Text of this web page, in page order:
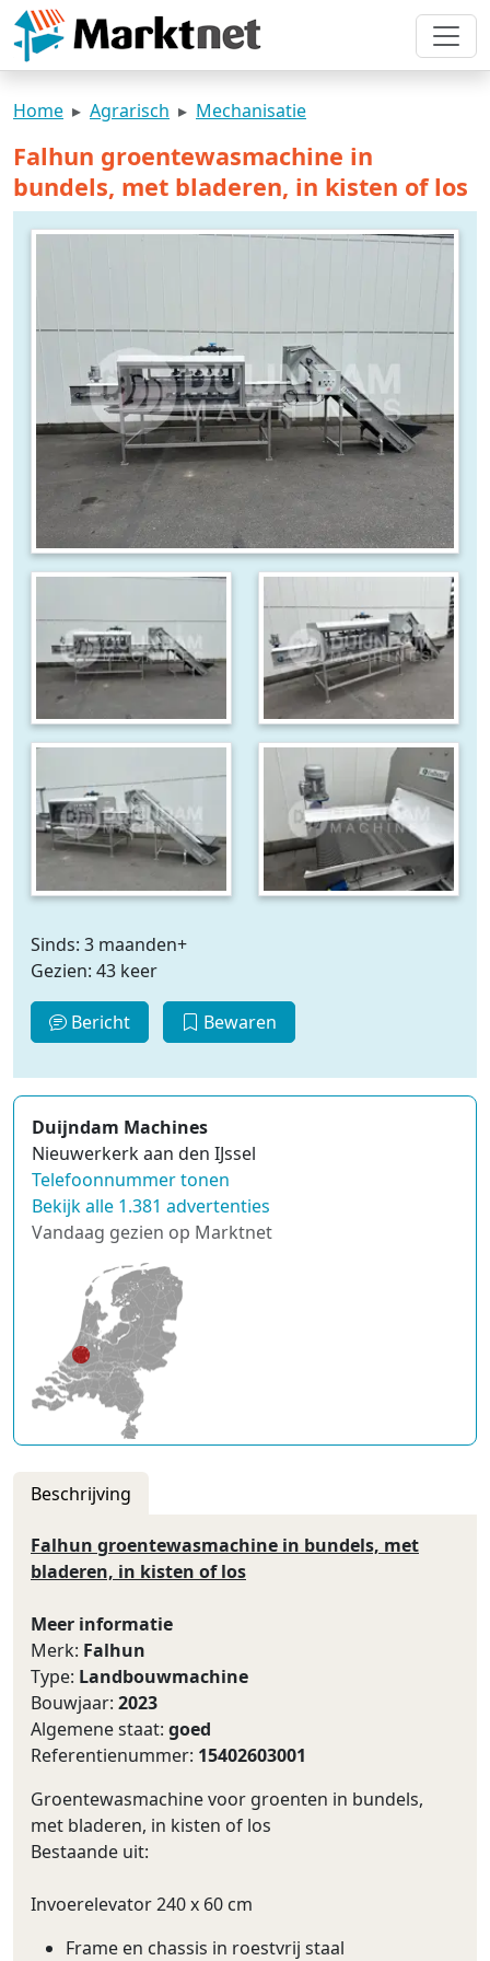
Home Agrarisch Mechanisatie
Falhun groentewasmachine in
bundels, met bladeren, in kisten of los
Sinds: 3 maanden+
Gezien: 43 keer
Bericht Bewaren
Duijndam Machines
Nieuwerkerk aan den IJssel
Telefoonnummer tonen
Bekijk alle 1.381 advertenties
Vandaag gezien op Marktnet
Beschrijving
Falhun groentewasmachine in bundels, met
bladeren, in kisten of los
Meer informatie
Merk: Falhun
Type: Landbouwmachine
Bouwjaar: 2023
Algemene staat: goed
Referentienummer: 15402603001
Groentewasmachine voor groenten in bundels,
met bladeren, in kisten of los
Bestaande uit:
Invoerelevator 240 x 60 cm
Frame en chassis in roestvrij staal